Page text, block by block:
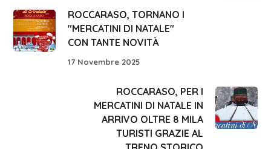
ROCCARASO, TORNANO I
"MERCATINI DI NATALE"
CON TANTE NOVITÀ
17 Novembre 2025
ROCCARASO, PER I
MERCATINI DI NATALE IN
ARRIVO OLTRE 8 MILA
TURISTI GRAZIE AL